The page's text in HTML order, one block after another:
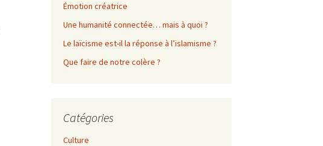
Émotion créatrice
Une humanité connectée… mais à quoi ?
Le laïcisme est-il la réponse à l’islamisme ?
Que faire de notre colère ?
Catégories
Culture